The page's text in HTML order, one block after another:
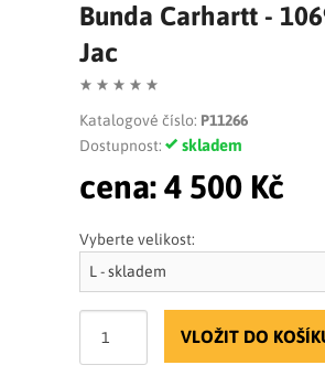
Bunda Carhartt -
Jac
Katalogové číslo: P11266
Dostupnost:
skladem
cena: 4 500 Kč
Vyberte velikost:
VLOŽIT DO